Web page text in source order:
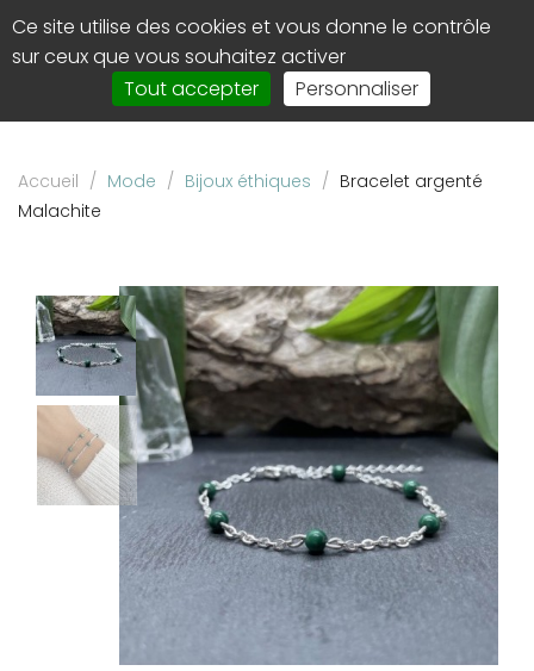
Accueil / Mode / Bijoux éthiques / Bracelet argenté
Malachite
Panneau de gestion des cookies
Ce site utilise des cookies et vous donne le contrôle
sur ceux que vous souhaitez activer
Tout accepter
Personnaliser